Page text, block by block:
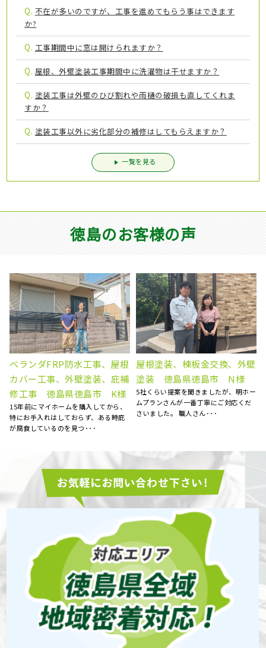
Q. 不在が多いのですが、工事を進めてもらう事はできます
か?
Q. 工事期間中に窓は開けられますか？
Q. 屋根、外壁塗装工事期間中に洗濯物は干せますか？
Q. 塗装工事は外壁のひび割れや雨樋の破損も直してくれま
すか？
Q. 塗装工事以外に劣化部分の補修はしてもらえますか？
一覧を見る
徳島のお客様の声
ベランダFRP防水工事、屋根
カバー工事、外壁塗装、庇補
修工事 徳島県徳島市 K様
15年前にマイホームを購入してから、
特にお手入れはしておらず、ある時庇
が腐食しているのを見つ･･･
屋根塗装、棟板金交換、外壁
塗装 徳島県徳島市 N様
5社くらい提案を聞きましたが、明ホー
ムプランさんが一番丁寧にご対応くだ
さいました。 職人さん･･･